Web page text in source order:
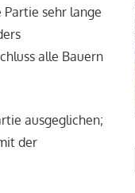
sehr lange
alle Bauern
ausgeglichen;
der